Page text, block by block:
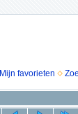
Mijn favorieten